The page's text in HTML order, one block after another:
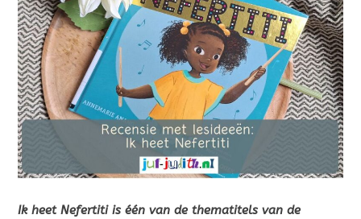
Ik heet Nefertiti is één van de thematitels van de